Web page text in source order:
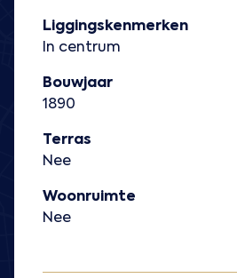
Liggingskenmerken
In centrum
Bouwjaar
1890
Terras
Nee
Woonruimte
Nee